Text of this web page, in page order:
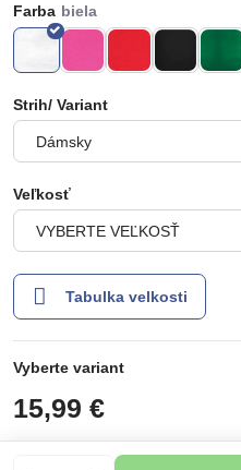
Farba
Strih/ Variant
Veľkosť
Tabulka velkosti
Vyberte variant
15,99 €